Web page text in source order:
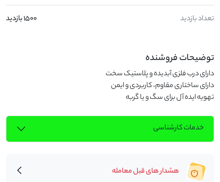
تعداد بازدید 1500 بازدید
توضیحات فروشنده
تهویه ایده آل برای سگ و یا گربه
خدمات کارشناسی
هشدار های قبل معامله